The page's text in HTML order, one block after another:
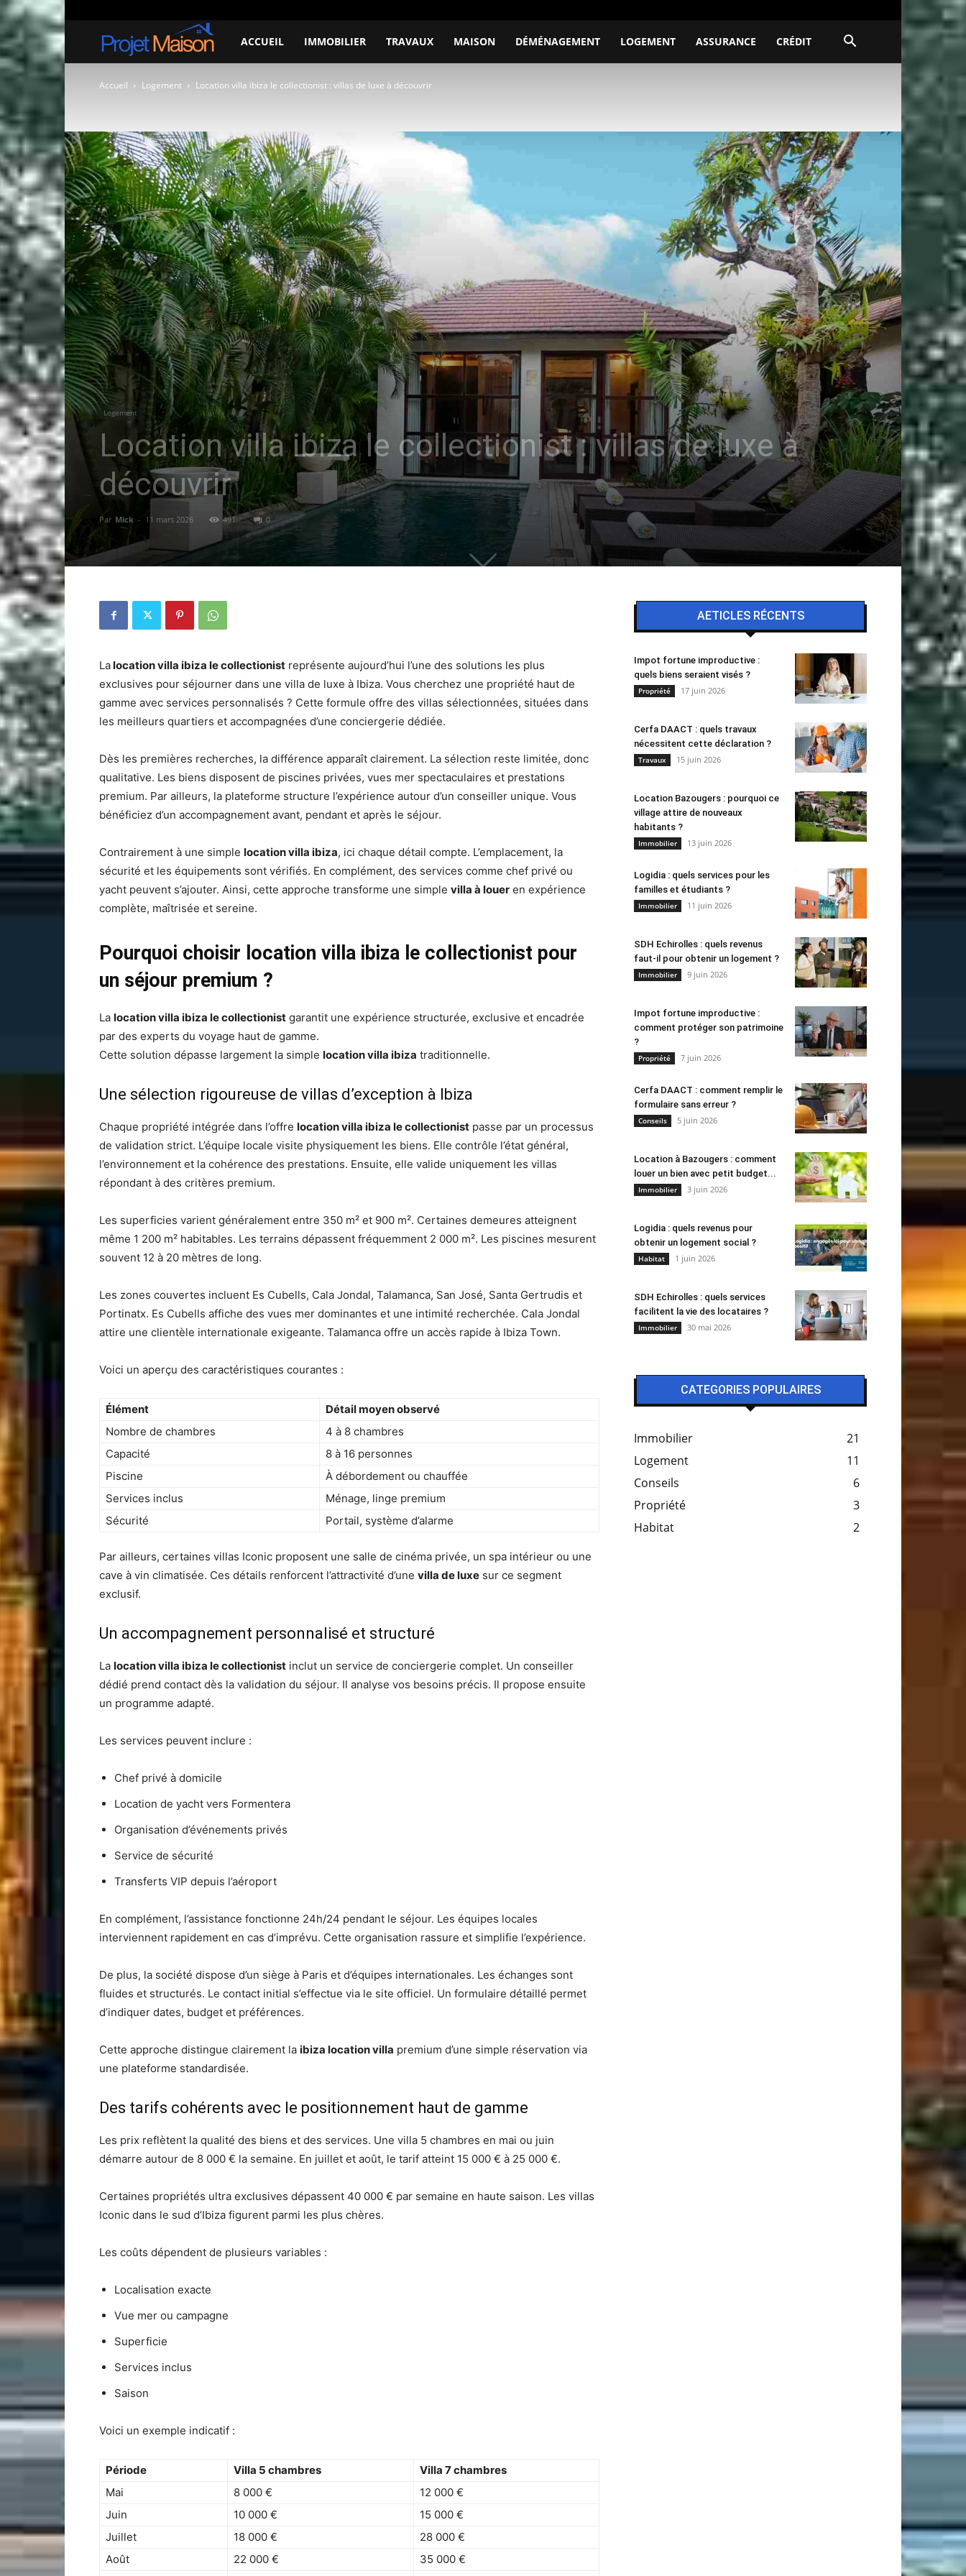
Projet
à
maison
ACCUEIL IMMOBILIER TRAVAUX MAISON DÉMÉNAGEMENT LOGEMENT ASSURANCE CRÉDIT
Accueil Logement Location villa ibiza le collectionist : villas de luxe à découvrir
Logement
Location villa ibiza le collectionist : villas de luxe à
découvrir
Par Mick - 11 mars 2026 491 0
Lalocation villa ibiza le collectionist représente aujourd’hui l’une des solutions les plus
exclusives pour séjourner dans une villa de luxe à Ibiza. Vous cherchez une propriété haut de
gamme avec services personnalisés ? Cette formule offre des villas sélectionnées, situées dans
les meilleurs quartiers et accompagnées d’une conciergerie dédiée.
Dès les premières recherches, la différence apparaît clairement. La sélection reste limitée, donc
qualitative. Les biens disposent de piscines privées, vues mer spectaculaires et prestations
premium. Par ailleurs, la plateforme structure l’expérience autour d’un conseiller unique. Vous
bénéficiez d’un accompagnement avant, pendant et après le séjour.
Contrairement à une simple location villa ibiza, ici chaque détail compte. L’emplacement, la
sécurité et les équipements sont vérifiés. En complément, des services comme chef privé ou
yacht peuvent s’ajouter. Ainsi, cette approche transforme une simple villa à louer en expérience
complète, maîtrisée et sereine.
Pourquoi choisir location villa ibiza le collectionist pour
un séjour premium ?
La location villa ibiza le collectionist garantit une expérience structurée, exclusive et encadrée
par des experts du voyage haut de gamme.
Cette solution dépasse largement la simple location villa ibiza traditionnelle.
Une sélection rigoureuse de villas d’exception à Ibiza
Chaque propriété intégrée dans l’offre location villa ibiza le collectionist passe par un processus
de validation strict. L’équipe locale visite physiquement les biens. Elle contrôle l’état général,
l’environnement et la cohérence des prestations. Ensuite, elle valide uniquement les villas
répondant à des critères premium.
Les superficies varient généralement entre 350 m² et 900 m². Certaines demeures atteignent
même 1 200 m² habitables. Les terrains dépassent fréquemment 2 000 m². Les piscines mesurent
souvent 12 à 20 mètres de long.
Les zones couvertes incluent Es Cubells, Cala Jondal, Talamanca, San José, Santa Gertrudis et
Portinatx. Es Cubells affiche des vues mer dominantes et une intimité recherchée. Cala Jondal
attire une clientèle internationale exigeante. Talamanca offre un accès rapide à Ibiza Town.
Voici un aperçu des caractéristiques courantes :
Élément
Détail moyen observé
Nombre de chambres
4 à 8 chambres
Capacité
8 à 16 personnes
Piscine
À débordement ou chauffée
Services inclus
Ménage, linge premium
Sécurité
Portail, système d’alarme
Par ailleurs, certaines villas Iconic proposent une salle de cinéma privée, un spa intérieur ou une
cave à vin climatisée. Ces détails renforcent l’attractivité d’une villa de luxe sur ce segment
exclusif.
Un accompagnement personnalisé et structuré
La location villa ibiza le collectionist inclut un service de conciergerie complet. Un conseiller
dédié prend contact dès la validation du séjour. Il analyse vos besoins précis. Il propose ensuite
un programme adapté.
Les services peuvent inclure :
Chef privé à domicile
Location de yacht vers Formentera
Organisation d’événements privés
Service de sécurité
Transferts VIP depuis l’aéroport
En complément, l’assistance fonctionne 24h/24 pendant le séjour. Les équipes locales
interviennent rapidement en cas d’imprévu. Cette organisation rassure et simplifie l’expérience.
De plus, la société dispose d’un siège à Paris et d’équipes internationales. Les échanges sont
fluides et structurés. Le contact initial s’effectue via le site officiel. Un formulaire détaillé permet
d’indiquer dates, budget et préférences.
Cette approche distingue clairement la ibiza location villa premium d’une simple réservation via
une plateforme standardisée.
Des tarifs cohérents avec le positionnement haut de gamme
Les prix reflètent la qualité des biens et des services. Une villa 5 chambres en mai ou juin
démarre autour de 8 000 € la semaine. En juillet et août, le tarif atteint 15 000 € à 25 000 €.
Certaines propriétés ultra exclusives dépassent 40 000 € par semaine en haute saison. Les villas
Iconic dans le sud d’Ibiza figurent parmi les plus chères.
Les coûts dépendent de plusieurs variables :
Localisation exacte
Vue mer ou campagne
Superficie
Services inclus
Saison
Voici un exemple indicatif :
Période Villa 5 chambres
Villa 7 chambres
Mai
8 000 €
12 000 €
Juin
10 000 €
15 000 €
Juillet
18 000 €
28 000 €
Août
22 000 €
35 000 €
AETICLES RÉCENTS
Impot fortune improductive :
quels biens seraient visés ?
Propriété 17 juin 2026
Cerfa DAACT : quels travaux
nécessitent cette déclaration ?
Travaux 15 juin 2026
Location Bazougers : pourquoi ce
village attire de nouveaux
habitants ?
Immobilier 13 juin 2026
Logidia : quels services pour les
familles et étudiants ?
Immobilier 11 juin 2026
SDH Echirolles : quels revenus
faut-il pour obtenir un logement ?
Immobilier 9 juin 2026
Impot fortune improductive :
comment protéger son patrimoine
?
Propriété 7 juin 2026
Cerfa DAACT : comment remplir le
formulaire sans erreur ?
Conseils 5 juin 2026
Location à Bazougers : comment
louer un bien avec petit budget...
Immobilier 3 juin 2026
Logidia : quels revenus pour
obtenir un logement social ?
Habitat 1 juin 2026
SDH Echirolles : quels services
facilitent la vie des locataires ?
Immobilier 30 mai 2026
CATEGORIES POPULAIRES
Immobilier
21
Logement
11
Conseils
6
Propriété
3
Habitat
2